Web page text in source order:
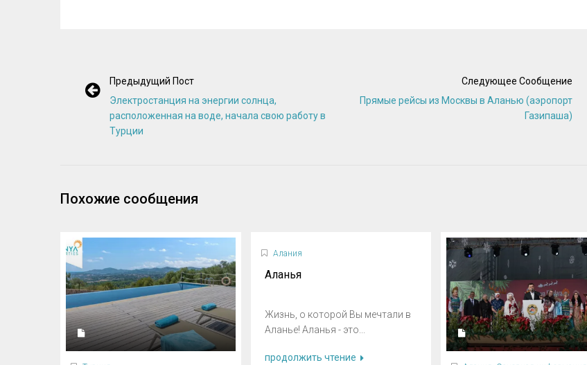
Предыдущий Пост
Электростанция на энергии солнца,
расположенная на воде, начала свою работу в
Турции
Следующее Сообщение
Прямые рейсы из Москвы в Аланью (аэропорт
Газипаша)
Похожие сообщения
Алания
Аланья
Жизнь, о которой Вы мечтали в
Аланье! Аланья - это...
продолжить чтение